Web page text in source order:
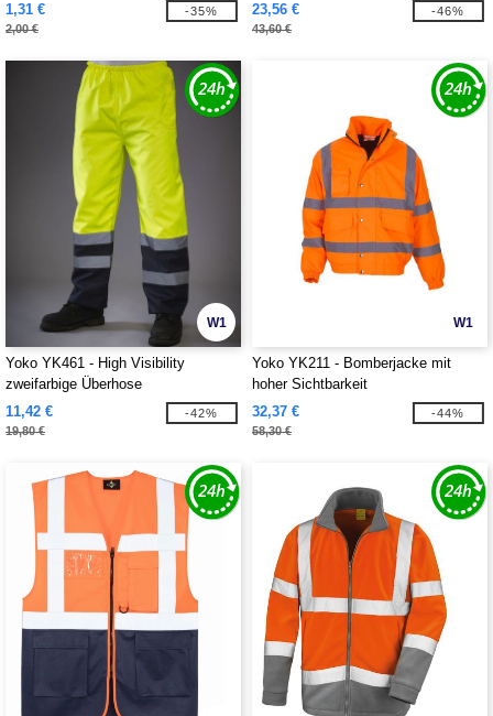
1,31 €
2,00 €
-35%
23,56 €
43,60 €
-46%
W1
Yoko YK461 - High Visibility
zweifarbige Überhose
11,42 €
19,80 €
-42%
W1
Yoko YK211 - Bomberjacke mit
hoher Sichtbarkeit
32,37 €
58,30 €
-44%